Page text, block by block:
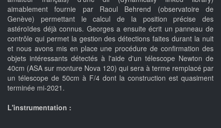
aimablement fournie par Raoul Behrend (observatoire de
Genève) permettant le calcul de la position précise des
astéroïdes déjà connus. Georges a ensuite écrit un panneau de
contrôle qui permet la gestion des détections faites durant la nuit
et nous avons mis en place une procédure de confirmation des
objets intéressants détectés à l'aide d'un télescope Newton de
40cm (ASA sur monture Nova 120) qui sera à terme remplacé par
un télescope de 50cm à F/4 dont la construction est quasiment
terminée mi-2021.
L'instrumentation :